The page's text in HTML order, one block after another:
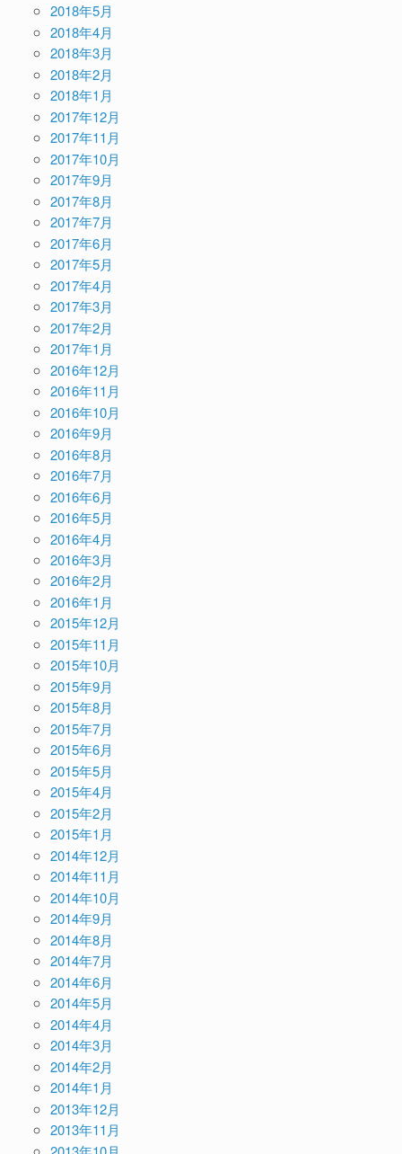
2018年5月
2018年4月
2018年3月
2018年2月
2018年1月
2017年12月
2017年11月
2017年10月
2017年9月
2017年8月
2017年7月
2017年6月
2017年5月
2017年4月
2017年3月
2017年2月
2017年1月
2016年12月
2016年11月
2016年10月
2016年9月
2016年8月
2016年7月
2016年6月
2016年5月
2016年4月
2016年3月
2016年2月
2016年1月
2015年12月
2015年11月
2015年10月
2015年9月
2015年8月
2015年7月
2015年6月
2015年5月
2015年4月
2015年2月
2015年1月
2014年12月
2014年11月
2014年10月
2014年9月
2014年8月
2014年7月
2014年6月
2014年5月
2014年4月
2014年3月
2014年2月
2014年1月
2013年12月
2013年11月